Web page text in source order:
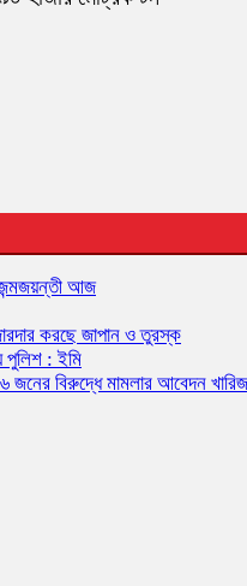
জন্মজয়ন্তী আজ
করছে জাপান ও তুরস্ক
পুলিশ : ইমি
জনের বিরুদ্ধে মামলার আবেদন খারিজ